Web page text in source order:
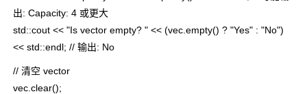
出: Capacity: 4 或更大
std::cout << "Is vector empty? " << (vec.empty() ? "Yes" : "No")
<< std::endl; // 输出: No
// 清空 vector
vec.clear();